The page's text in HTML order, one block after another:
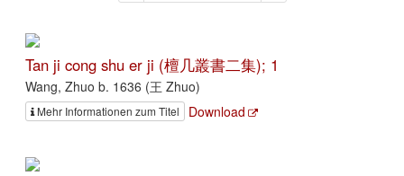
Tan ji cong shu er ji (檀几叢書二集); 1
Wang, Zhuo b. 1636 (王 Zhuo)
Mehr Informationen zum Titel Download